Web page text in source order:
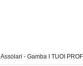
- Gamba I TUOI